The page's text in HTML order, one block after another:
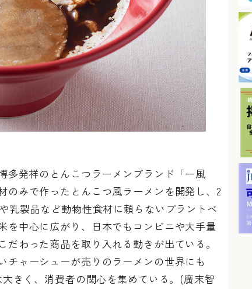
発祥のとんこつラーメンブランド「一風
みで作ったとんこつ風ラーメンを開発し、2
乳製品など動物性食材に頼らないプラントベ
を中心に広がり、日本でもコンビニや大手量
わった商品を取り入れる動きが出ている。
チャーシューが売りのラーメンの世界にも
きく、消費者の関心を集めている。(廣末智